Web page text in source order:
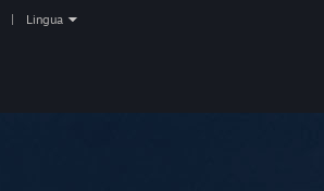
Lingua